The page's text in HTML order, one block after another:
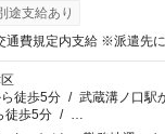
途支給あり
通費規定内支給 ※派遣先
徒歩5分 / 武蔵溝ノ口駅
徒歩5分 / …